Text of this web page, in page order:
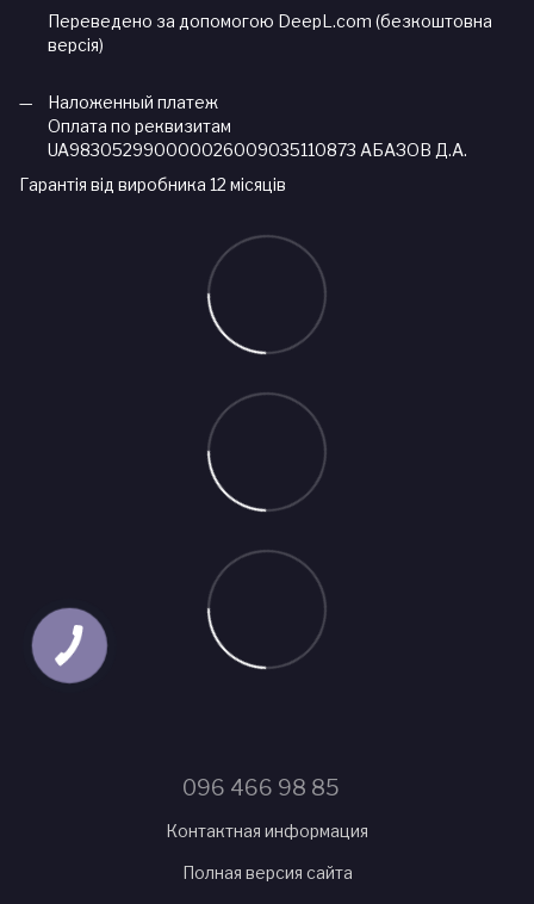
Переведено за допомогою DeepL.com (безкоштовна
версія)
Наложенный платеж
Оплата по реквизитам
UA983052990000026009035110873 АБАЗОВ Д.А.
Гарантія від виробника 12 місяців
096 466 98 85
Контактная информация
Полная версия сайта